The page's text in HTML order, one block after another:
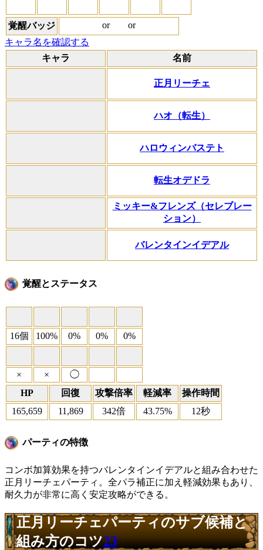
覚醒バッジ or
or
キャラ名を確認する
キャラ
名前
正月リーチェ
ハオ（転生）
ハロウィンバステト
転生オデドラ
ミッキー&フレンズ（セレブレー
ション）
バレンタインイデアル
覚醒とステータス
16個 100% 0% 0% 0%
× ×
◯
HP
回復 攻撃倍率 軽減率
操作時間
165,659
11,869 342倍 43.75% 12秒
パーティの特徴
コンボ加算効果を持つバレンタインイデアルと組み合わせた
正月リーチェパーティ。全パラ補正に加え軽減効果もあり、
耐久力が非常に高く安定攻略ができる。
正月リーチェパーティのサブ候補と
組み方のコツ23